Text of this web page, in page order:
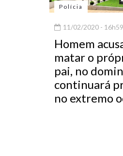
Polícia
11/02/2020 - 16h59
Homem
matar o
pai, no
continuará
no extremo